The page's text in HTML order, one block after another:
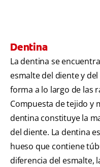
Dentina
La dentina se
esmalte del diente y
forma a lo largo de las
Compuesta de tejido y
dentina constituye la
del diente. La dentina
hueso que contiene
diferencia del esmalte,